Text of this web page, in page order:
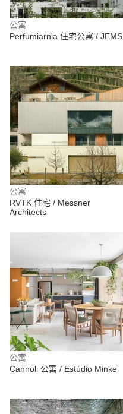
公寓
Perfumiarnia 住宅公寓 / JEMS
公寓
RVTK 住宅 / Messner
Architects
公寓
Cannoli 公寓 / Estúdio Minke